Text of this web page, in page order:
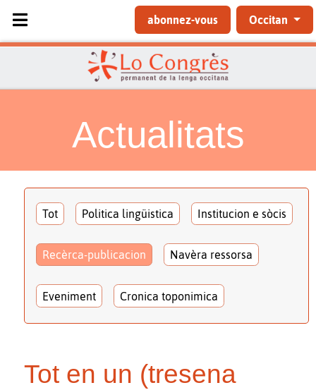
Sélectionnez votre langue
abonnez-vous Occitan
Actualitats
Tot Politica lingüistica Institucion e sòcis
Recèrca-publicacion Navèra ressorsa
Eveniment Cronica toponimica
Tot en un (tresena